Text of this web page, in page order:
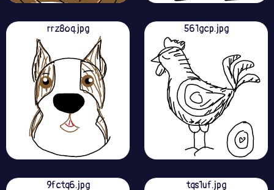
rrz8oq.jpg 561gcp.jpg
9fctq6.jpg tqs1uf.jpg